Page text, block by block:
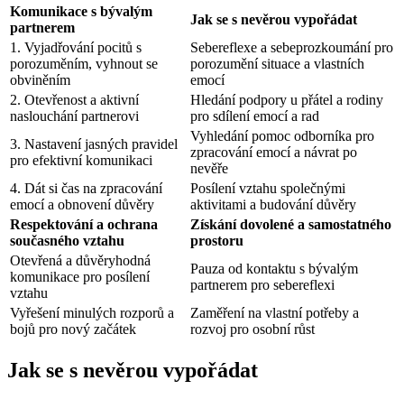
Komunikace s bývalým
partnerem
Jak se s nevěrou vypořádat
1. Vyjadřování pocitů s
porozuměním, vyhnout se
obviněním
Sebereflexe a sebeprozkoumání pro
porozumění situace a vlastních
emocí
2. Otevřenost a aktivní
naslouchání partnerovi
Hledání podpory u přátel a rodiny
pro sdílení emocí a rad
3. Nastavení jasných pravidel
pro efektivní komunikaci
Vyhledání pomoc odborníka pro
zpracování emocí a návrat po
nevěře
4. Dát si čas na zpracování
emocí a obnovení důvěry
Posílení vztahu společnými
aktivitami a budování důvěry
Respektování a ochrana
současného vztahu
Získání dovolené a samostatného
prostoru
Otevřená a důvěryhodná
komunikace pro posílení
vztahu
Pauza od kontaktu s bývalým
partnerem pro sebereflexi
Vyřešení minulých rozporů a
bojů pro nový začátek
Zaměření na vlastní potřeby a
rozvoj pro osobní růst
Jak se s nevěrou vypořádat